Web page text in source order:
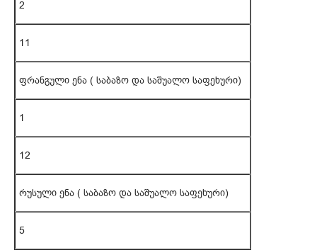
2
11
ფრანგული ენა ( საბაზო და საშუალო საფეხური)
1
12
რუსული ენა ( საბაზო და საშუალო საფეხური)
5